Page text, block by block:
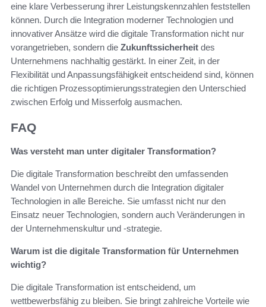
eine klare Verbesserung ihrer Leistungskennzahlen feststellen
können. Durch die Integration moderner Technologien und
innovativer Ansätze wird die digitale Transformation nicht nur
vorangetrieben, sondern die Zukunftssicherheit des
Unternehmens nachhaltig gestärkt. In einer Zeit, in der
Flexibilität und Anpassungsfähigkeit entscheidend sind, können
die richtigen Prozessoptimierungsstrategien den Unterschied
zwischen Erfolg und Misserfolg ausmachen.
FAQ
Was versteht man unter digitaler Transformation?
Die digitale Transformation beschreibt den umfassenden
Wandel von Unternehmen durch die Integration digitaler
Technologien in alle Bereiche. Sie umfasst nicht nur den
Einsatz neuer Technologien, sondern auch Veränderungen in
der Unternehmenskultur und -strategie.
Warum ist die digitale Transformation für Unternehmen
wichtig?
Die digitale Transformation ist entscheidend, um
wettbewerbsfähig zu bleiben. Sie bringt zahlreiche Vorteile wie